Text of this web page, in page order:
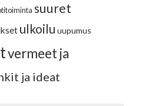
suuret
ulkoilu uupumus
vermeet ja
ja ideat